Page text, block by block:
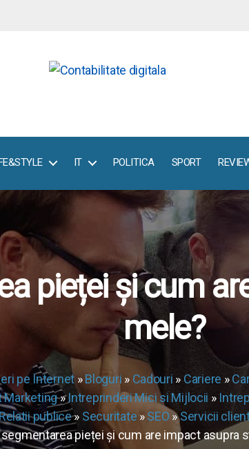
IT POLITICA SPORT
pieței și cum
mele?
pe Internet»Bloguri » Cadouri » Cariere »
Marketing»Intreprinderi Mici si Mijlocii »
publice» Securitate »SEO »Servicii
segmentarea pieței și cum are impact asupra